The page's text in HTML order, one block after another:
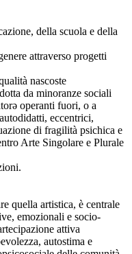
della scuola e della
attraverso progetti
nascoste
da minoranze sociali
operanti fuori, o a
eccentrici,
di fragilità psichica e
Arte Singolare e Plurale
quella artistica, è centrale
emozionali e socio-
attiva
autostima e